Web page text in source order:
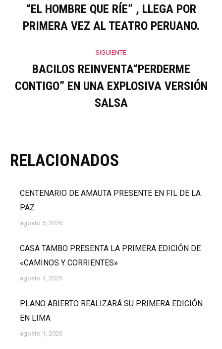
entre
Publicación
anterior:
“EL HOMBRE QUE RÍE” , LLEGA POR
PRIMERA VEZ AL TEATRO PERUANO.
SIGUIENTE
Publicación
siguiente:
BACILOS REINVENTA“PERDERME
CONTIGO” EN UNA EXPLOSIVA VERSIÓN
SALSA
RELACIONADOS
CENTENARIO DE AMAUTA PRESENTE EN FIL DE LA
PAZ
agosto 5, 2026
CASA TAMBO PRESENTA LA PRIMERA EDICIÓN DE
«CAMINOS Y CORRIENTES»
agosto 4, 2026
PLANO ABIERTO REALIZARÁ SU PRIMERA EDICIÓN
EN LIMA
agosto 1, 2026